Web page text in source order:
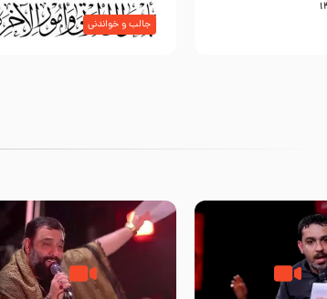
جالب و خواندنی